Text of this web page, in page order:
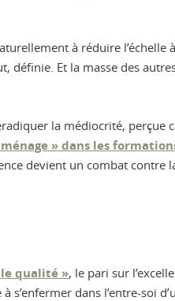
à réduire l’échelle
Et la masse des
la médiocrité,
» dans les
devient un combat contre
qualité », le pari sur
dans l’entre-soi